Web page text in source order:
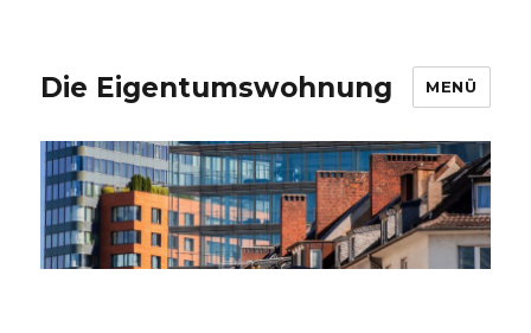
Die Eigentumswohnung MENÜ